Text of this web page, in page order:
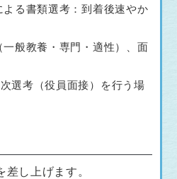
る書類選考：到着後速やか
般教養・専門・適性）、面
選考（役員面接）を行う場
し上げます。